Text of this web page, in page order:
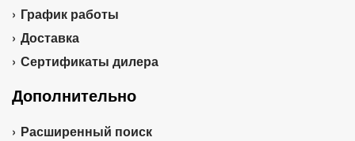
График работы
Доставка
Сертификаты дилера
Дополнительно
Расширенный поиск